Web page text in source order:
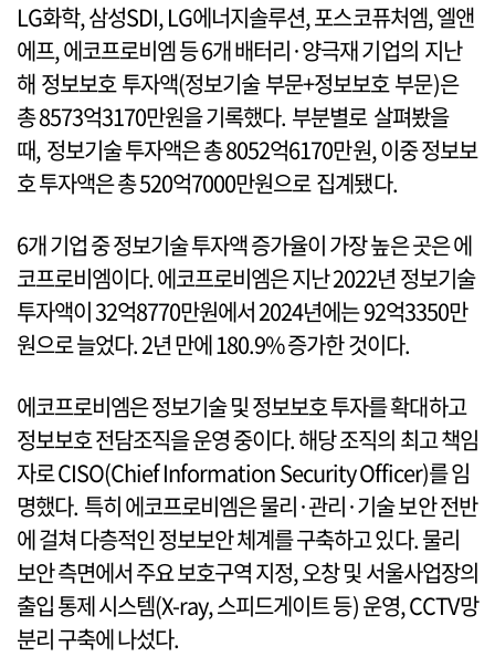
LG화학, 삼성SDI, LG에너지솔루션, 포스코퓨처엠, 엘앤
에프, 에코프로비엠 등 6개 배터리·양극재 기업의 지난
해 정보보호 투자액(정보기술 부문+정보보호 부문)은
총 8573억3170만원을 기록했다. 부분별로 살펴봤을
때, 정보기술 투자액은 총 8052억6170만원, 이중 정보보
호 투자액은 총 520억7000만원으로 집계됐다.
6개 기업 중 정보기술 투자액 증가율이 가장 높은 곳은 에
코프로비엠이다. 에코프로비엠은 지난 2022년 정보기술
투자액이 32억8770만원에서 2024년에는 92억3350만
원으로 늘었다. 2년 만에 180.9% 증가한 것이다.
에코프로비엠은 정보기술 및 정보보호 투자를 확대하고
정보보호 전담조직을 운영 중이다. 해당 조직의 최고 책임
자로 CISO(Chief Information Security Officer)를 임
명했다. 특히 에코프로비엠은 물리·관리·기술 보안 전반
에 걸쳐 다층적인 정보보안 체계를 구축하고 있다. 물리
보안 측면에서 주요 보호구역 지정, 오창 및 서울사업장의
출입 통제 시스템(X-ray, 스피드게이트 등) 운영, CCTV망
분리 구축에 나섰다.